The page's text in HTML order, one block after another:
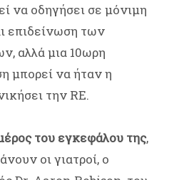
να οδηγήσει σε μόνιμη
επιδείνωση των
αλλά μια 10ωρη
μπορεί να ήταν η
την RE.
του εγκεφάλου της,
οι γιατροί, ο